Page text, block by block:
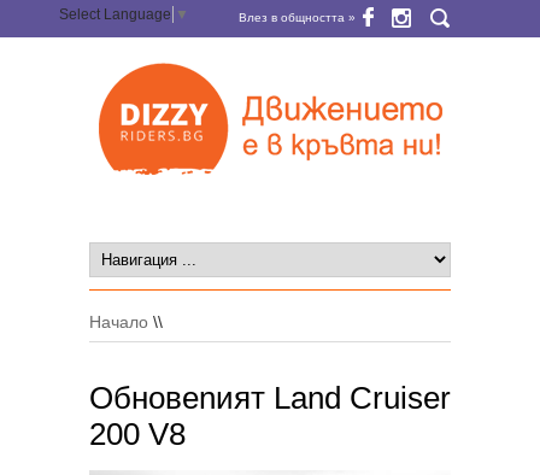
Select Language ▼ Влез в общността »
Начало \\
Oбновenият Land Cruiser
200 V8